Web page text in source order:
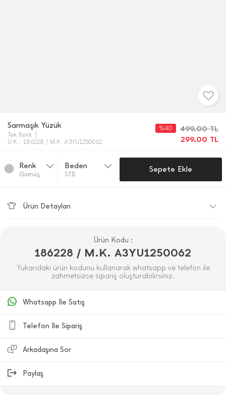
Sarmaşık Yüzük
Tek Renk
Ü.K : 186228 / M.K. A3YU1250062
499,00TL
299,00 TL
%40
Renk
Gümüş
Beden
STD
Sepete Ekle
Ürün Detayları
Ürün Kodu :
186228 / M.K. A3YU1250062
Yukarıdaki ürün kodunu kullanarak whatsapp ve telefon ile
zahmetsizce sipariş oluşturabilirsiniz.
Whatsapp İle Satış
Telefon İle Sipariş
Arkadaşına Sor
Paylaş